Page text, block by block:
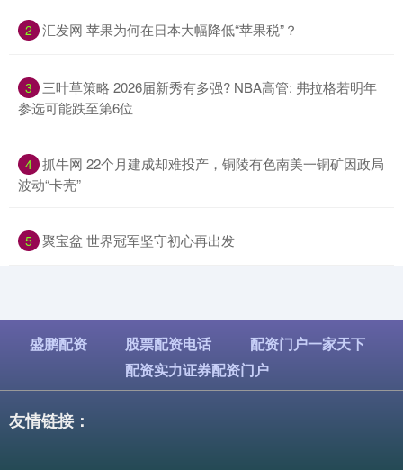
2 ​汇发网 苹果为何在日本大幅降低“苹果税”？
3
​三叶草策略 2026届新秀有多强? NBA高管: 弗拉格若明年
参选可能跌至第6位
4 ​抓牛网 22个月建成却难投产，铜陵有色南美一铜矿因政局
波动“卡壳”
5 ​聚宝盆 世界冠军坚守初心再出发
盛鹏配资 股票配资电话
配资门户一家天下
配资实力证券配资门户
友情链接：